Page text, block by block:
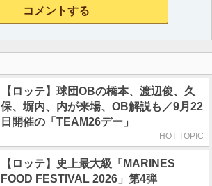
【ロッテ】球団OBの橋本、渡辺俊、久
保、塀内、内が来場、OB解説も／9月22
日開催の「TEAM26デー」
HOT TOPIC
【ロッテ】史上最大級「MARINES
FOOD FESTIVAL 2026」第4弾